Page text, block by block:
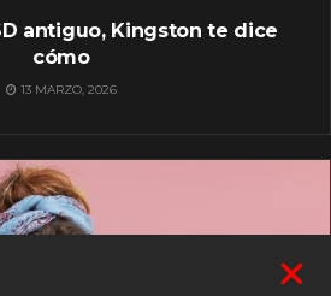
antiguo, Kingston te dice
cómo
13 MARZO, 2026